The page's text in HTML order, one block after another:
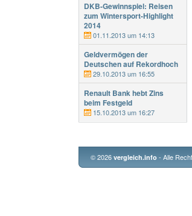
DKB-Gewinnspiel: Reisen
zum Wintersport-Highlight
2014
01.11.2013 um 14:13
Geldvermögen der
Deutschen auf Rekordhoch
29.10.2013 um 16:55
Renault Bank hebt Zins
beim Festgeld
15.10.2013 um 16:27
© 2026 vergleich.info- Alle